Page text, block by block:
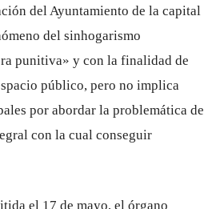
del Ayuntamiento de la capital
del sinhogarismo
punitiva» y con la finalidad de
público, pero no implica
por abordar la problemática de
con la cual conseguir
el 17 de mayo, el órgano